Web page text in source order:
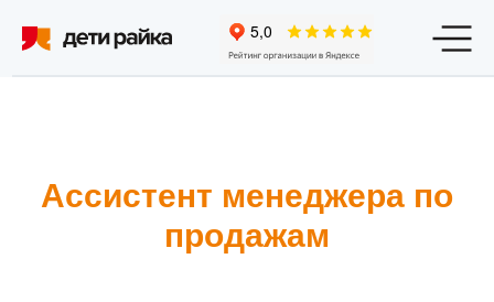
МерчБлог Работа в студии
Ассистент менеджера по
продажам